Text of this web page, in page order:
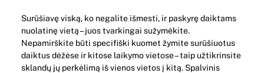
Surūšiavę viską, ko negalite išmesti, ir paskyrę daiktams
nuolatinę vietą – juos tvarkingai sužymėkite.
Nepamirškite būti specifiški kuomet žymite surūšiuotus
daiktus dėžėse ir kitose laikymo vietose – taip užtikrinsite
sklandų jų perkėlimą iš vienos vietos į kitą. Spalvinis